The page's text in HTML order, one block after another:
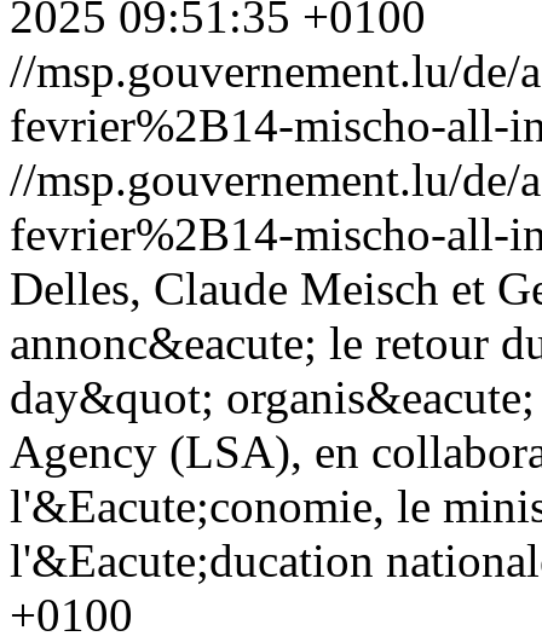
2025 09:51:35 +0100
//msp.gouvernement.lu/
fevrier%2B14-mischo-all-
//msp.gouvernement.lu/
fevrier%2B14-mischo-all-
Delles, Claude Meisch et
annonc&eacute; le retour
day&quot;
Agency (LSA), en
l'&Eacute;conomie, le
l'&Eacute;ducation
+0100